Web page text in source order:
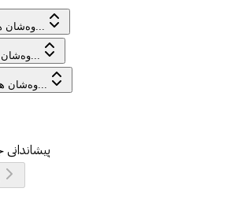
وەشان هەڵبژێرە...
وەشان هەڵبژێرە...
وەشان هەڵبژێرە...
پیشاندانی